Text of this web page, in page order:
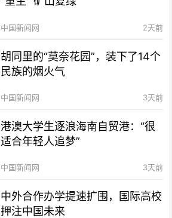
中国新闻网 2天前
胡同里的“莫奈花园”，装下了14个
民族的烟火气
中国新闻网 3天前
港澳大学生逐浪海南自贸港：“很
适合年轻人追梦”
中国新闻网 3天前
中外合作办学提速扩围，国际高校
押注中国未来